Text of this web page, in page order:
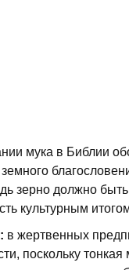
мука в Библии
зерно должно
культурным
в жертвенных
поскольку